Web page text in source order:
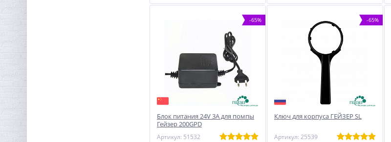
-65%
Блок питания 24V 3А для помпы
Гейзер 200GPD
Артикул: 51532
-65%
Ключ для корпуса ГЕЙЗЕР SL
Артикул: 25539